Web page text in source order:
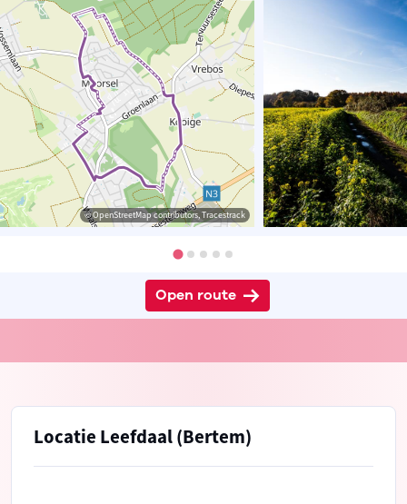
© OpenStreetMap contributors, Tracestrack
Open route
Locatie Leefdaal (Bertem)